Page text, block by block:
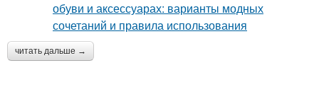
читать дальше →